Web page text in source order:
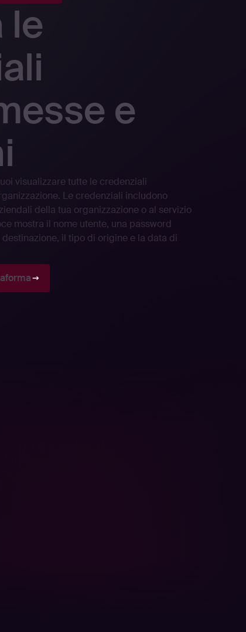
le
e
visualizzare tutte le credenziali
Le credenziali includono
della tua organizzazione o al servizio
mostra il nome utente, una password
il tipo di origine e la data di